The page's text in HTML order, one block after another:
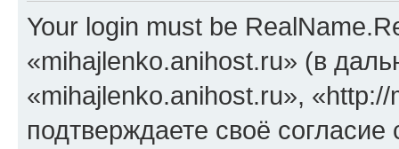
Your login must be
«mihajlenko.anihost.ru» (в
«mihajlenko.anihost.ru»,
подтверждаете своё